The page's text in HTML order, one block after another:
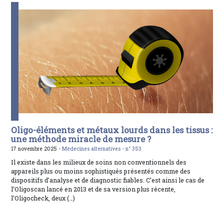
Oligo-éléments et métaux lourds dans les tissus :
une méthode miracle de mesure ?
17 novembre 2025 -Médecines alternatives -n° 353
Il existe dans les milieux de soins non conventionnels des
appareils plus ou moins sophistiqués présentés comme des
dispositifs d’analyse et de diagnostic fiables. C’est ainsi le cas de
l’Oligoscan lancé en 2013 et de sa version plus récente,
l’Oligocheck, deux (…)